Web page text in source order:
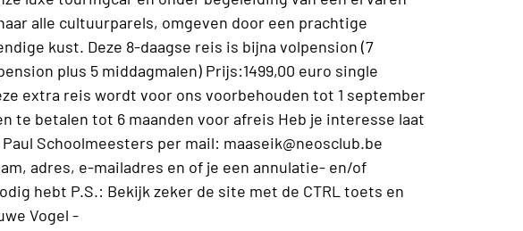
alle cultuurparels, omgeven door een prachtige
kust. Deze 8-daagse reis is bijna volpension (7
plus 5 middagmalen) Prijs:1499,00 euro single
extra reis wordt voor ons voorbehouden tot 1 september
te betalen tot 6 maanden voor afreis Heb je interesse laat
Schoolmeesters per mail: maaseik@neosclub.be
adres, e-mailadres en of je een annulatie- en/of
hebt P.S.: Bekijk zeker de site met de CTRL toets en
Vogel -